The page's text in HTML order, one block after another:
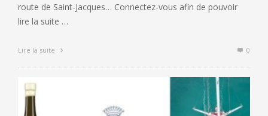
route de Saint-Jacques… Connectez-vous afin de pouvoir
lire la suite …
Lire la suite 0